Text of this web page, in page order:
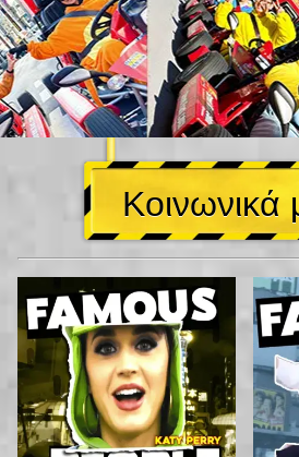
Κοινωνικά